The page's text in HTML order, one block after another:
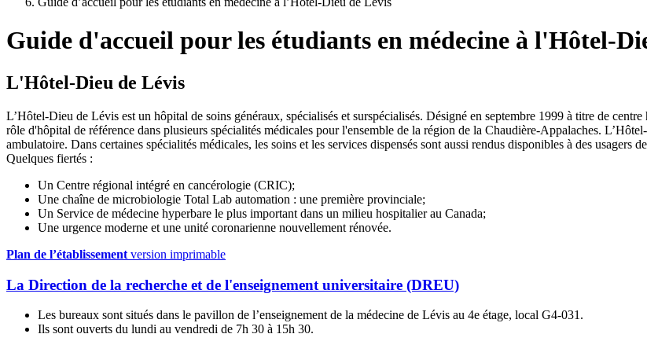
Guide d'accueil pour les étudiants en médecine à l'Hôtel-
L'Hôtel-Dieu de Lévis
L’Hôtel-Dieu de Lévis est un hôpital de soins généraux, spécialisés et surspécialisés. Désigné en septembre 1999 à titre de
rôle d'hôpital de référence dans plusieurs spécialités médicales pour l'ensemble de la région de la Chaudière-Appalaches.
ambulatoire. Dans certaines spécialités médicales, les soins et les services dispensés sont aussi rendus disponibles à des
Quelques fiertés :
Un Centre régional intégré en cancérologie (CRIC);
Une chaîne de microbiologie Total Lab automation : une première provinciale;
Un Service de médecine hyperbare le plus important dans un milieu hospitalier au Canada;
Une urgence moderne et une unité coronarienne nouvellement rénovée.
Plan de l’établissement version imprimable
La Direction de la recherche et de l'enseignement universitaire (DREU)
Les bureaux sont situés dans le pavillon de l’enseignement de la médecine de Lévis au 4e étage, local G4-031.
Ils sont ouverts du lundi au vendredi de 7h 30 à 15h 30.